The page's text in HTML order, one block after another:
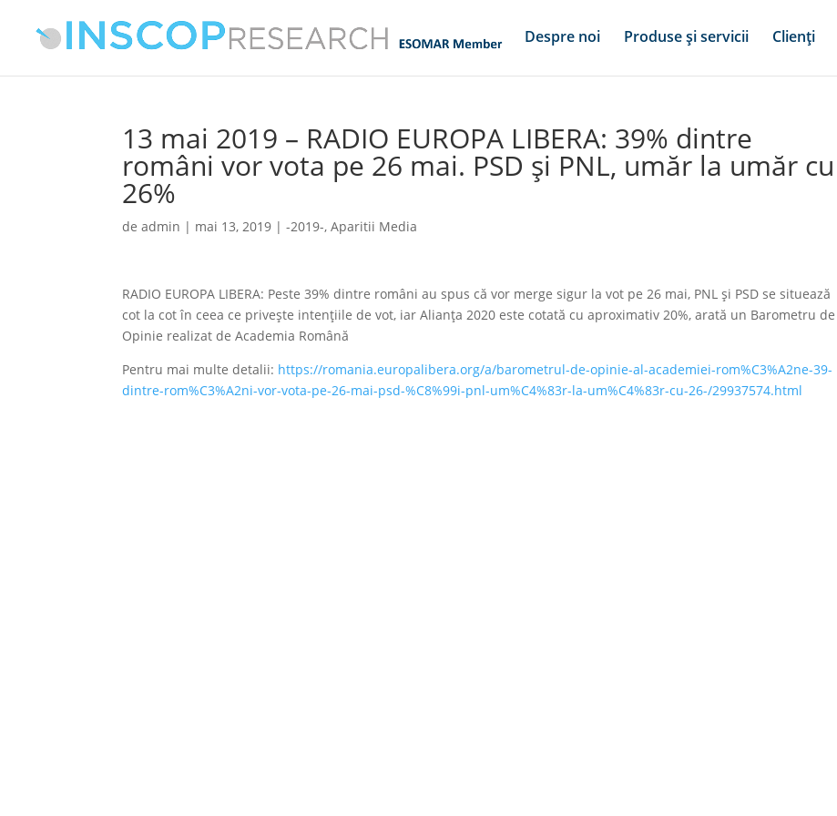
Despre noi Produse și servicii Clienți
13 mai 2019 – RADIO EUROPA LIBERA: 39% dintre
români vor vota pe 26 mai. PSD și PNL, umăr la umăr cu
26%
deadmin | mai 13, 2019 |-2019-,Aparitii Media
RADIO EUROPA LIBERA: Peste 39% dintre români au spus că vor merge sigur la vot pe 26 mai, PNL și PSD se situează
cot la cot în ceea ce privește intențiile de vot, iar Alianța 2020 este cotată cu aproximativ 20%, arată un Barometru de
Opinie realizat de Academia Română
Pentru mai multe detalii: https://romania.europalibera.org/a/barometrul-de-opinie-al-academiei-rom%C3%A2ne-39-
dintre-rom%C3%A2ni-vor-vota-pe-26-mai-psd-%C8%99i-pnl-um%C4%83r-la-um%C4%83r-cu-26-/29937574.html